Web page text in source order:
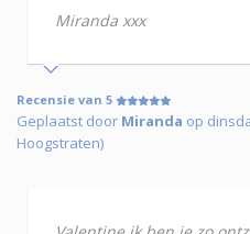
Miranda xxx
Recensie van 5
Geplaatst door Miranda op
Hoogstraten)